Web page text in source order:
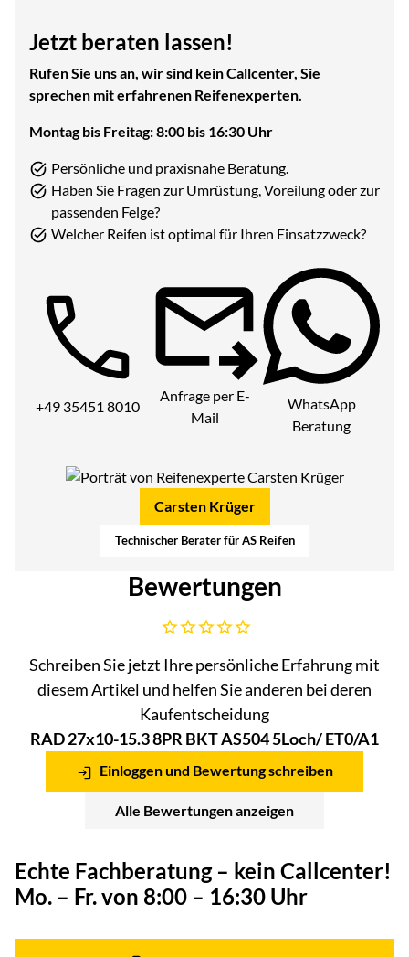
Jetzt beraten lassen!
Rufen Sie uns an, wir sind kein Callcenter, Sie
sprechen mit erfahrenen Reifenexperten.
Montag bis Freitag: 8:00 bis 16:30 Uhr
Persönliche und praxisnahe Beratung.
Haben Sie Fragen zur Umrüstung, Voreilung oder zur
passenden Felge?
Welcher Reifen ist optimal für Ihren Einsatzzweck?
Telefon:
+49 35451 8010
Anfrage per E-
Mail
WhatsApp
Beratung
Carsten Krüger
Technischer Berater für AS Reifen
Bewertungen
Noch keine Bewertungen abgegeben
Schreiben Sie jetzt Ihre persönliche Erfahrung mit
diesem Artikel und helfen Sie anderen bei deren
Kaufentscheidung
RAD 27x10-15.3 8PR BKT AS504 5Loch/ ET0/A1
Einloggen und Bewertung schreiben
Alle Bewertungen anzeigen
Echte Fachberatung – kein Callcenter!
Mo. – Fr. von 8:00 – 16:30 Uhr